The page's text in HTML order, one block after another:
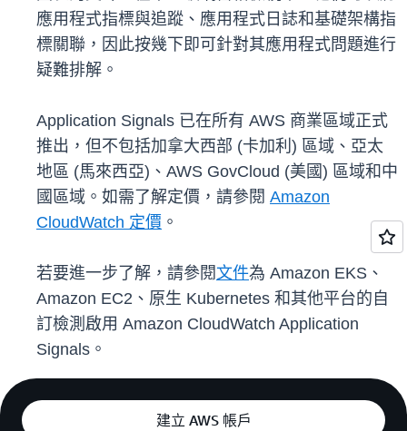
應用程式指標與追蹤、應用程式日誌和基礎架構指
標關聯，因此按幾下即可針對其應用程式問題進行
疑難排解。
Application Signals 已在所有 AWS 商業區域正式
推出，但不包括加拿大西部 (卡加利) 區域、亞太
地區 (馬來西亞)、AWS GovCloud (美國) 區域和中
國區域。如需了解定價，請參閱 Amazon
CloudWatch 定價 。
若要進一步了解，請參閱文件為 Amazon EKS、
Amazon EC2、原生 Kubernetes 和其他平台的自
訂檢測啟用 Amazon CloudWatch Application
Signals。
建立 AWS 帳戶